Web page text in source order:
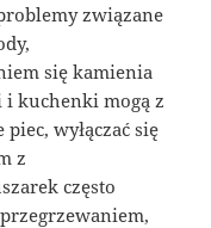
związane
się kamienia
kuchenki mogą z
wyłączać się
z
często